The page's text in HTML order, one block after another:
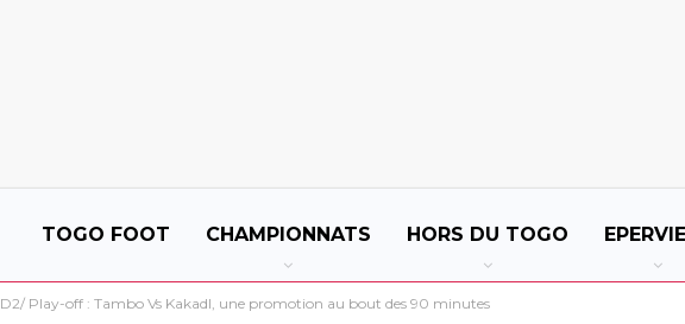
TOGO FOOT CHAMPIONNATS HORS DU TOGO
D2/ Play-off : Tambo Vs Kakadl, une promotion au bout des 90 minutes